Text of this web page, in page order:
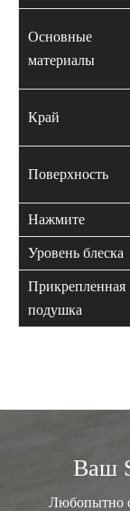
Основные
материалы
Край
Поверхность
Нажмите
Уровень блеска
Прикрепленная
подушка
Ваш
Любопытно